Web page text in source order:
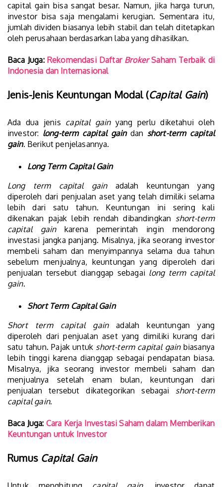
capital gain bisa sangat besar. Namun, jika harga turun,
investor bisa saja mengalami kerugian. Sementara itu,
jumlah dividen biasanya lebih stabil dan telah ditetapkan
oleh perusahaan berdasarkan laba yang dihasilkan.
Baca Juga: Rekomendasi Daftar BrokerSaham Terbaik di
Indonesia dan Internasional
Jenis-Jenis Keuntungan Modal (Capital Gain)
Ada dua jenis capital gainyang perlu diketahui oleh
investor: long-term capital gaindan short-term capital
gain. Berikut penjelasannya.
Long Term Capital Gain
Long term capital gain adalah keuntungan yang
diperoleh dari penjualan aset yang telah dimiliki selama
lebih dari satu tahun. Keuntungan ini sering kali
dikenakan pajak lebih rendah dibandingkan short-term
capital gainkarena pemerintah ingin mendorong
investasi jangka panjang. Misalnya, jika seorang investor
membeli saham dan menyimpannya selama dua tahun
sebelum menjualnya, keuntungan yang diperoleh dari
penjualan tersebut dianggap sebagai long term capital
gain.
Short Term Capital Gain
Short term capital gainadalah keuntungan yang
diperoleh dari penjualan aset yang dimiliki kurang dari
satu tahun. Pajak untuk short-term capital gainbiasanya
lebih tinggi karena dianggap sebagai pendapatan biasa.
Misalnya, jika seorang investor membeli saham dan
menjualnya setelah enam bulan, keuntungan dari
penjualan tersebut dikategorikan sebagai short-term
capital gain.
Baca Juga: Cara Kerja Investasi Saham dalam Memberikan
Keuntungan untuk Investor
Rumus Capital Gain